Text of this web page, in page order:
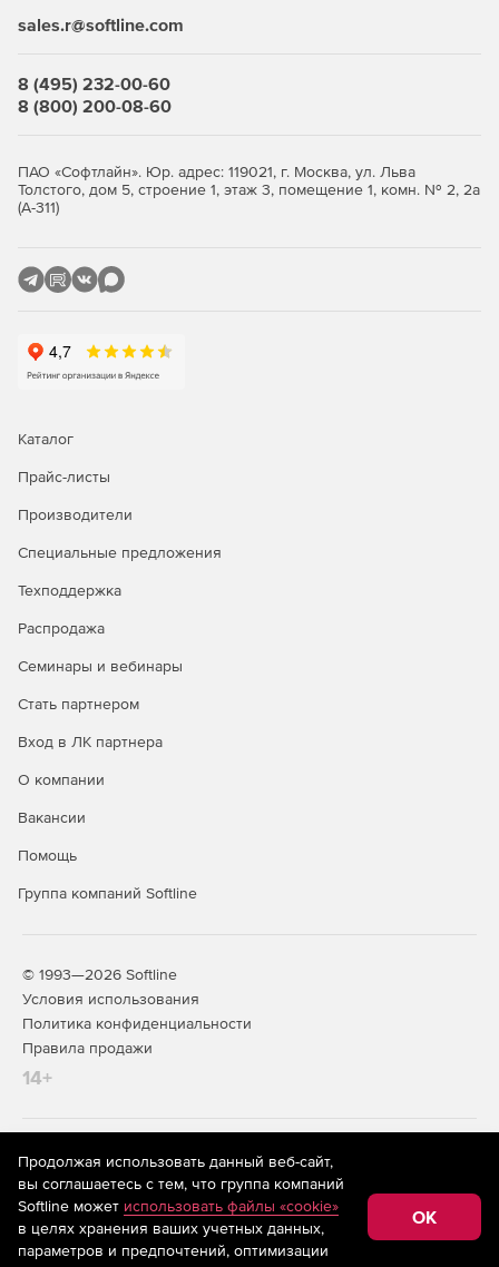
sales.r@softline.com
8 (495) 232-00-60
8 (800) 200-08-60
ПАО «Софтлайн». Юр. адрес: 119021, г. Москва, ул. Льва
Толстого, дом 5, строение 1, этаж 3, помещение 1, комн. № 2, 2а
(А-311)
Каталог
Прайс-листы
Производители
Специальные предложения
Техподдержка
Распродажа
Семинары и вебинары
Стать партнером
Вход в ЛК партнера
О компании
Вакансии
Помощь
Группа компаний Softline
© 1993—2026 Softline
Условия использования
Политика конфиденциальности
Правила продажи
14+
На информационном ресурсе store.softline.ru применяются
рекомендательные технологии
(информационные технологии
предоставления информации на основе сбора,
систематизации и анализа сведений, относящихся к
предпочтениям пользователей сети «Интернет»,
находящихся на территории Российской Федерации)
Продолжая использовать данный веб-сайт,
вы соглашаетесь с тем, что группа компаний
Softline может использовать файлы «cookie»
в целях хранения ваших учетных данных,
параметров и предпочтений, оптимизации
OK